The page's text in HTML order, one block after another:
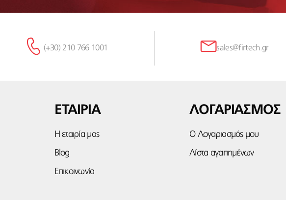
(+30) 210 766 1001 sales@firtech.gr
ΕΤΑΙΡΙΑ
Η εταιρία μας
Blog
Επικοινωνία
ΛΟΓΑΡΙΑΣΜΟΣ
Ο Λογαριασμός μου
Λίστα αγαπημένων